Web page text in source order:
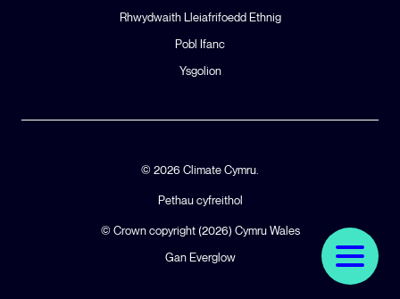
Rhwydwaith Lleiafrifoedd Ethnig
Pobl Ifanc
Ysgolion
© 2026 Climate Cymru.
Pethau cyfreithol
© Crown copyright (2026) Cymru Wales
Gan Everglow